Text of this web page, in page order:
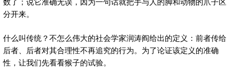
分开来。
什么叫传统？不怎么伟大的社会学家润涛阎给出的定义：前者传给
后者、后者对其合理性不再追究的行为。为了论证该定义的准确
性，让我们先看看猴子的试验。